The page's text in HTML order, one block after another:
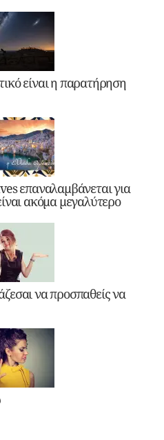
είναι η παρατήρηση
επαναλαμβάνεται για
ακόμα μεγαλύτερο
να προσπαθείς να